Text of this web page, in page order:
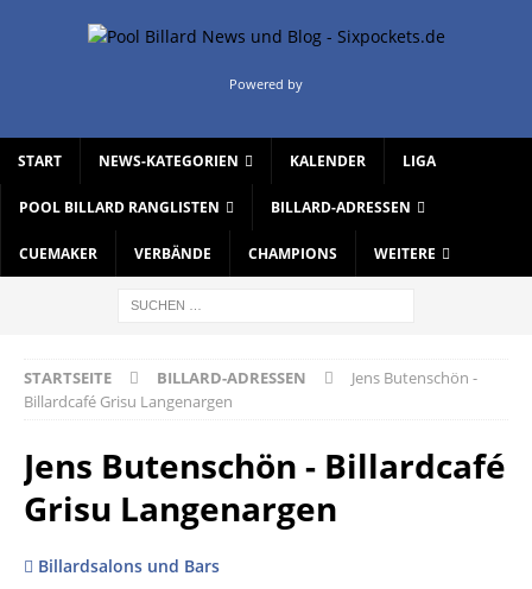
Powered by
START NEWS-KATEGORIEN KALENDER LIGA
POOL BILLARD RANGLISTEN BILLARD-ADRESSEN
CUEMAKER VERBÄNDE CHAMPIONS WEITERE
STARTSEITE BILLARD-ADRESSEN
Jens Butenschön -
Billardcafé Grisu Langenargen
Jens Butenschön - Billardcafé
Grisu Langenargen
Billardsalons und Bars